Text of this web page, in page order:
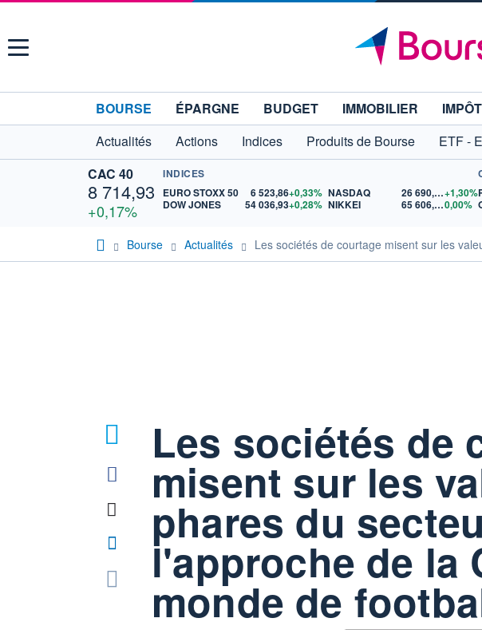
Menu
BOURSE ÉPARGNE BUDGET IMMOBILIER
Actualités
Actions Indices Produits de Bourse ETF -
CAC 40
8 714,93
+0,17%
INDICES
EURO STOXX 50
6 523,86+0,33%
DOW JONES
54 036,93+0,28%
NASDAQ 26 690,62+1,30%
NIKKEI
65 606,710,00%
Bourse Actualités Les sociétés de courtage misent sur les
Les sociétés de
misent sur les
phares du
l'approche de la
monde de